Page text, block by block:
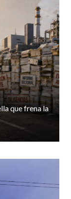
que frena la